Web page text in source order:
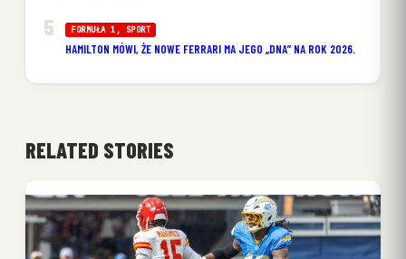
FORMUŁA 1 , SPORT
HAMILTON MÓWI, ŻE NOWE FERRARI MA JEGO „DNA” NA ROK 2026.
RELATED STORIES